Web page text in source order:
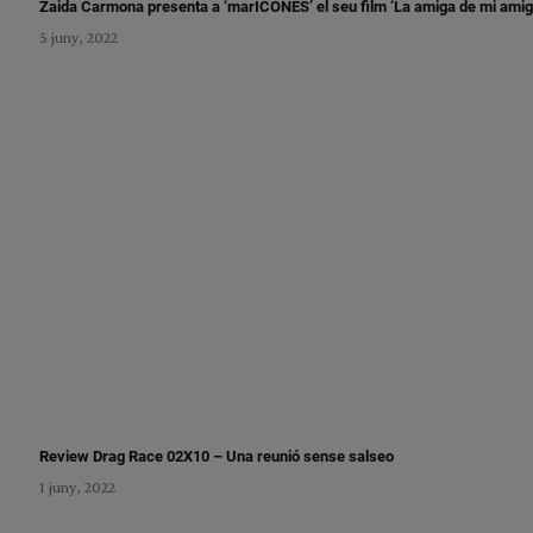
Zaida Carmona presenta a ‘marICONES’ el seu film ‘La amiga de mi
5 juny, 2022
Review Drag Race 02X10 – Una reunió sense salseo
1 juny, 2022